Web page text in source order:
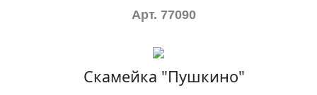
Арт. 77090
Скамейка "Пушкино"